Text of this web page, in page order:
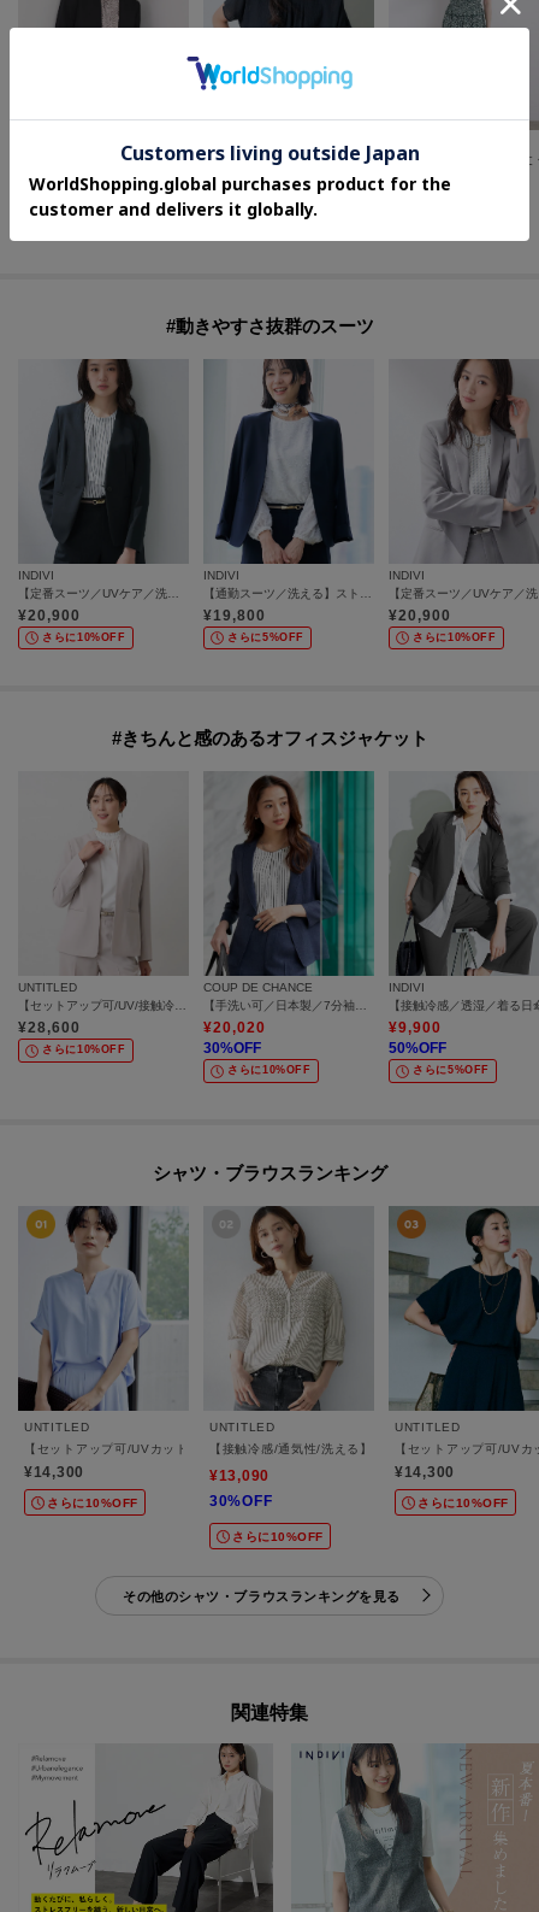
【洗える通勤スーツ】レジェールギャバ ストレッチカラーレスジャケット
20,020
30%OFF
【洗える】無地＆チェーン柄 ギャザートップス
¥7,700
50%OFF
¥6,600
#動きやすさ抜群のスーツ
INDIVI
¥20,900
さらに10%OFF
INDIVI
¥19,800
さらに5%OFF
INDIVI
¥20,900
さらに10%OFF
#きちんと感のあるオフィスジャケット
UNTITLED
【セットアップ可/UV/接触冷感】エアリーノーカラージャケット
¥28,600
さらに10%OFF
COUP DE CHANCE
【手洗い可／日本製／7分袖／UVケア】リネンライク テーラードジャケット
¥20,020
30%OFF
さらに10%OFF
INDIVI
¥9,900
50%OFF
さらに5%OFF
シャツ・ブラウスランキング
UNTITLED
【セットアップ可/UVカット/接触冷感/UVカット】リラクシーキーVネックブラウス
¥14,300
さらに10%OFF
UNTITLED
【接触冷感/通気性/洗える】フロントフリルブラウス
¥13,090
30%OFF
さらに10%OFF
UNTITLED
【セットアップ可/UV
¥14,300
さらに10%OFF
その他のシャツ・ブラウスランキングを見る
関連特集